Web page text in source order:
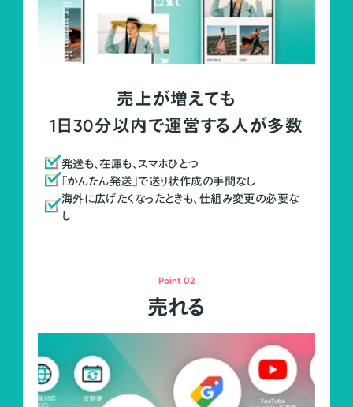
売上が増えても
1日30分以内で運営する人が多数
発送も、在庫も、スマホひとつ
「かんたん発送」で送り状作成の手間なし
海外に広げたくなったときも、仕組み変更の必要な
し
Point 02
売れる